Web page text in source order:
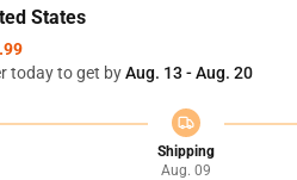
States
today to get byAug. 13 - Aug. 20
Shipping
Aug. 09